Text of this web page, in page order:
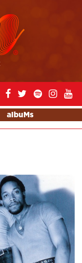
albuMs